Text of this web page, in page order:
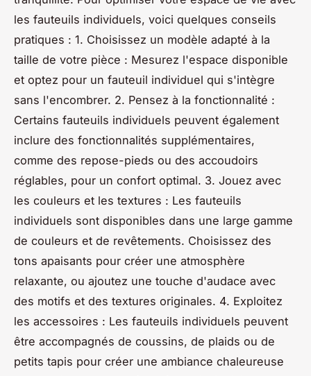
les fauteuils individuels, voici quelques conseils
pratiques : 1. Choisissez un modèle adapté à la
taille de votre pièce : Mesurez l'espace disponible
et optez pour un fauteuil individuel qui s'intègre
sans l'encombrer. 2. Pensez à la fonctionnalité :
Certains fauteuils individuels peuvent également
inclure des fonctionnalités supplémentaires,
comme des repose-pieds ou des accoudoirs
réglables, pour un confort optimal. 3. Jouez avec
les couleurs et les textures : Les fauteuils
individuels sont disponibles dans une large gamme
de couleurs et de revêtements. Choisissez des
tons apaisants pour créer une atmosphère
relaxante, ou ajoutez une touche d'audace avec
des motifs et des textures originales. 4. Exploitez
les accessoires : Les fauteuils individuels peuvent
être accompagnés de coussins, de plaids ou de
petits tapis pour créer une ambiance chaleureuse